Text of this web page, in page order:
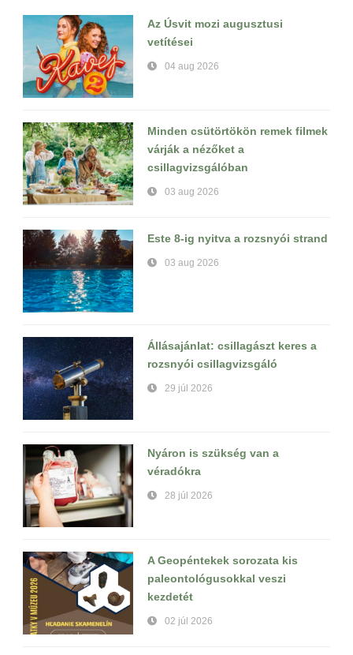
Az Úsvit mozi augusztusi
vetítései
04 aug 2026
Minden csütörtökön remek filmek
várják a nézőket a
csillagvizsgálóban
03 aug 2026
Este 8-ig nyitva a rozsnyói strand
03 aug 2026
Állásajánlat: csillagászt keres a
rozsnyói csillagvizsgáló
29 júl 2026
Nyáron is szükség van a
véradókra
28 júl 2026
A Geopéntekek sorozata kis
paleontológusokkal veszi
kezdetét
02 júl 2026